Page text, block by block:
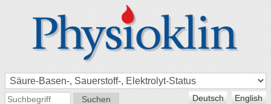
Deutsch English